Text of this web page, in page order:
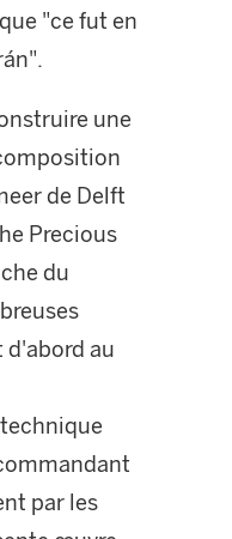
"ce fut en
une
de Delft
Precious
du
d'abord au
par les